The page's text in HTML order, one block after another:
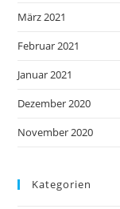
März 2021
Februar 2021
Januar 2021
Dezember 2020
November 2020
Kategorien